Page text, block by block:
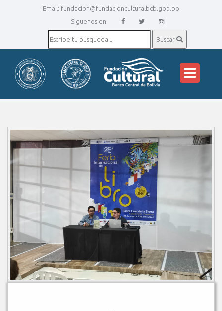
Email: fundacion@fundacionculturalbcb.gob.bo
Siguenos en:
Buscar